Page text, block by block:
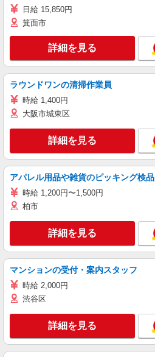
日給 15,850円
箕面市
詳細を見る
ラウンドワンの清掃作業員
時給 1,400円
大阪市城東区
詳細を見る
アパレル用品や雑貨のピッキング検品
時給 1,200円〜1,500円
柏市
詳細を見る
マンションの受付・案内スタッフ
時給 2,000円
渋谷区
詳細を見る